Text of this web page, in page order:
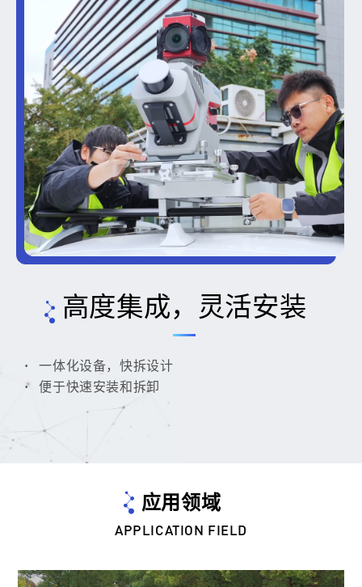
高度集成，灵活安装
一体化设备，快拆设计
便于快速安装和拆卸
应用领域
APPLICATION FIELD